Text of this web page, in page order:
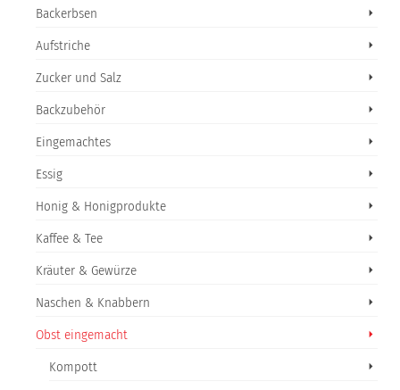
Backerbsen
Aufstriche
Zucker und Salz
Backzubehör
Eingemachtes
Essig
Honig & Honigprodukte
Kaffee & Tee
Kräuter & Gewürze
Naschen & Knabbern
Obst eingemacht
Kompott